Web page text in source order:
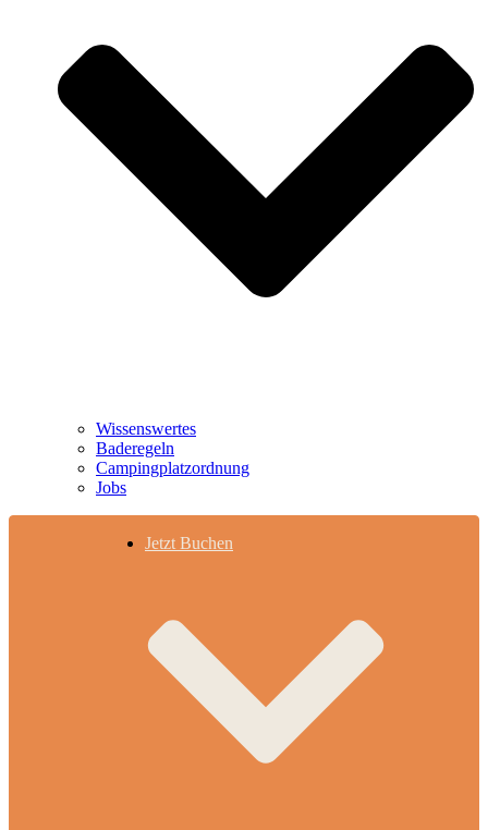
Wissenswertes
Baderegeln
Campingplatzordnung
Jobs
Jetzt Buchen